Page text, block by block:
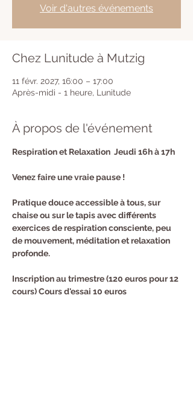
Voir d'autres événements
Chez Lunitude à Mutzig
11 févr. 2027, 16:00 – 17:00
Après-midi - 1 heure, Lunitude
À propos de l'événement
Respiration et Relaxation  Jeudi 16h à 17h
Venez faire une vraie pause !
Pratique douce accessible à tous, sur
chaise ou sur le tapis avec différents
exercices de respiration consciente, peu
de mouvement, méditation et relaxation
profonde.
Inscription au trimestre (120 euros pour 12
cours) Cours d'essai 10 euros